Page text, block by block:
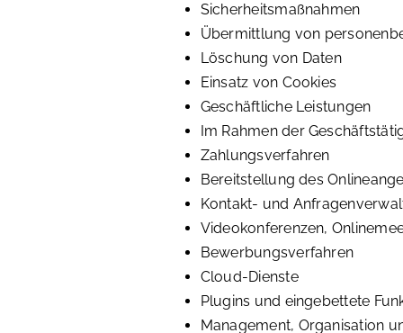
Sicherheitsmaßnahmen
Übermittlung von
Löschung von Daten
Einsatz von Cookies
Geschäftliche Leistungen
Im Rahmen der
Zahlungsverfahren
Bereitstellung des
Kontakt- und
Videokonferenzen,
Bewerbungsverfahren
Cloud-Dienste
Plugins und eingebettete
Management, Organisation